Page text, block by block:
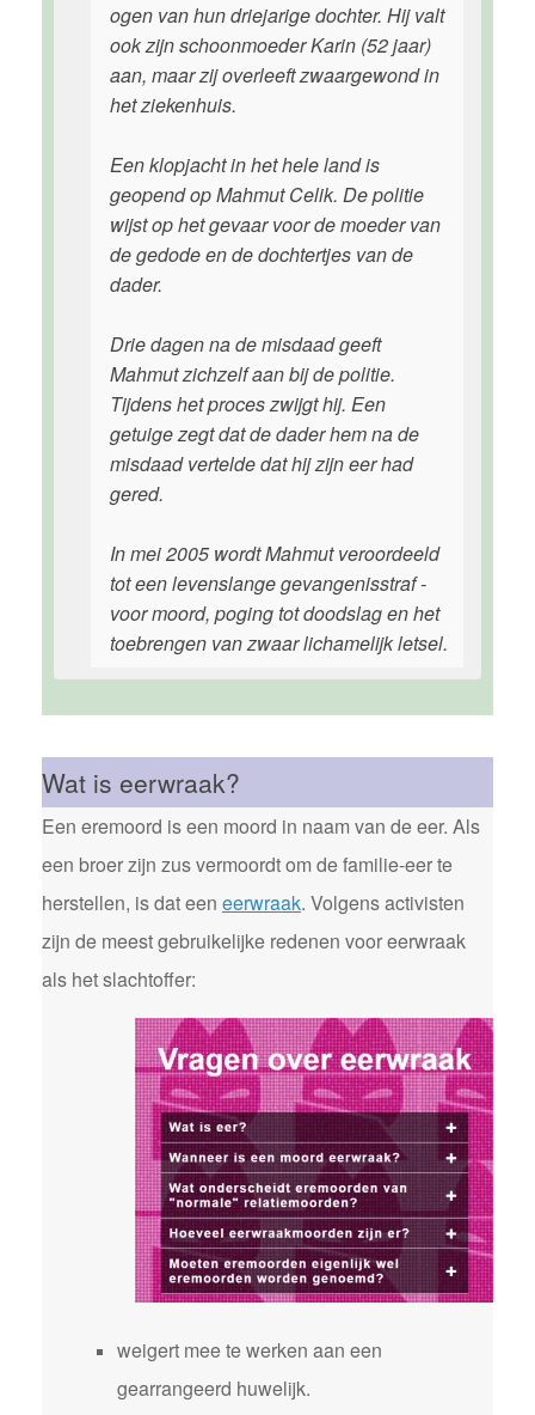
ogen van hun driejarige dochter. Hij valt
ook zijn schoonmoeder Karin (52 jaar)
aan, maar zij overleeft zwaargewond in
het ziekenhuis.
Een klopjacht in het hele land is
geopend op Mahmut Celik. De politie
wijst op het gevaar voor de moeder van
de gedode en de dochtertjes van de
dader.
Drie dagen na de misdaad geeft
Mahmut zichzelf aan bij de politie.
Tijdens het proces zwijgt hij. Een
getuige zegt dat de dader hem na de
misdaad vertelde dat hij zijn eer had
gered.
In mei 2005 wordt Mahmut veroordeeld
tot een levenslange gevangenisstraf -
voor moord, poging tot doodslag en het
toebrengen van zwaar lichamelijk letsel.
Wat is eerwraak?
Een eremoord is een moord in naam van de eer. Als
een broer zijn zus vermoordt om de familie-eer te
herstellen, is dat een eerwraak. Volgens activisten
zijn de meest gebruikelijke redenen voor eerwraak
als het slachtoffer:
weigert mee te werken aan een
gearrangeerd huwelijk.